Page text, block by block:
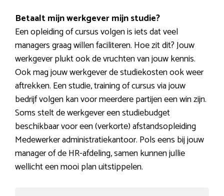
Betaalt mijn werkgever mijn studie?
Een opleiding of cursus volgen is iets dat veel
managers graag willen faciliteren. Hoe zit dit? Jouw
werkgever plukt ook de vruchten van jouw kennis.
Ook mag jouw werkgever de studiekosten ook weer
aftrekken. Een studie, training of cursus via jouw
bedrijf volgen kan voor meerdere partijen een win zijn.
Soms stelt de werkgever een studiebudget
beschikbaar voor een (verkorte) afstandsopleiding
Medewerker administratiekantoor. Pols eens bij jouw
manager of de HR-afdeling, samen kunnen jullie
wellicht een mooi plan uitstippelen.